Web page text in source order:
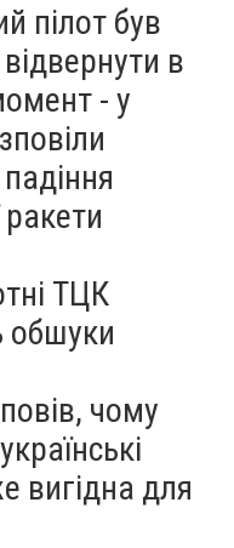
пілот був
в
- у
ракети
ТЦК
обшуки
чому
вигідна для